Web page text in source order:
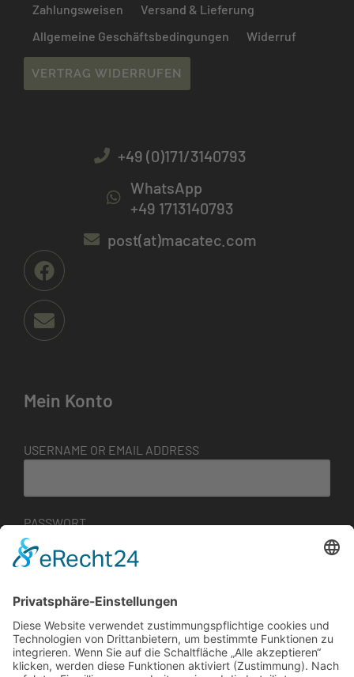
Zahlungsweisen
Versand & Lieferung
Allgemeine Geschäftsbedingungen
Widerruf
VERTRAG WIDERRUFEN
+49 (0)171/3140793
WhatsApp
+49 1713140793
post(at)macatec.com
Mein Konto
USERNAME OR EMAIL ADDRESS
PASSWORT
BENUTZERNAME MERKEN
ANMELDEN